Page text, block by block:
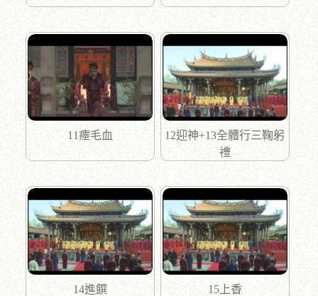
11瘞毛血
12迎神+13全體行三鞠躬
禮
14進饌 15上香